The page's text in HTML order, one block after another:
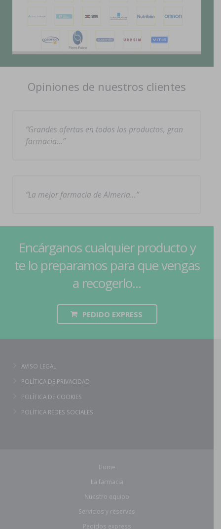
Opiniones de nuestros clientes
Grandes ofertas en todos los productos, gran
farmacia…
La mejor farmacia de Almería…
Encárganos cualquier producto y
te lo preparamos para que vengas
a recogerlo...
PEDIDO EXPRESS
AVISO LEGAL
POLÍTICA DE PRIVACIDAD
POLÍTICA DE COOKIES
POLÍTICA REDES SOCIALES
Home
La farmacia
Nuestro equipo
Servicios y reservas
Pedidos express